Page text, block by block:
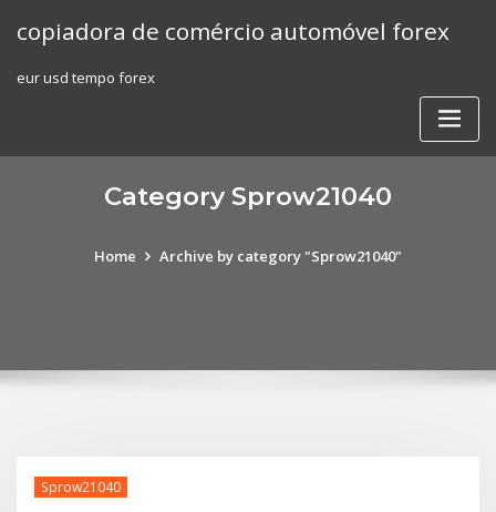
copiadora de comércio automóvel forex
eur usd tempo forex
Category Sprow21040
Home Archive by category "Sprow21040"
Sprow21040